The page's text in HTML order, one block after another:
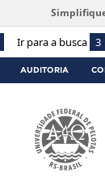
Ir para a busca 3
AUDITORIA